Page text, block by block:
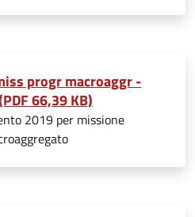
progr macroaggr -
66,39 KB)
2019 per missione